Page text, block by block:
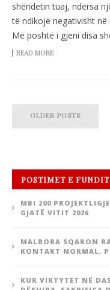
shëndetin tuaj, ndërsa
të ndikojë negativisht
Më poshtë i gjeni disa
READ MORE
OLDER POSTS
POSTIMET E FUNDIT
MBI 200
GJATË VITIT 2026
MALBORA SQARON
KONTAKT NORMAL,
KUR VIRTYTET NË